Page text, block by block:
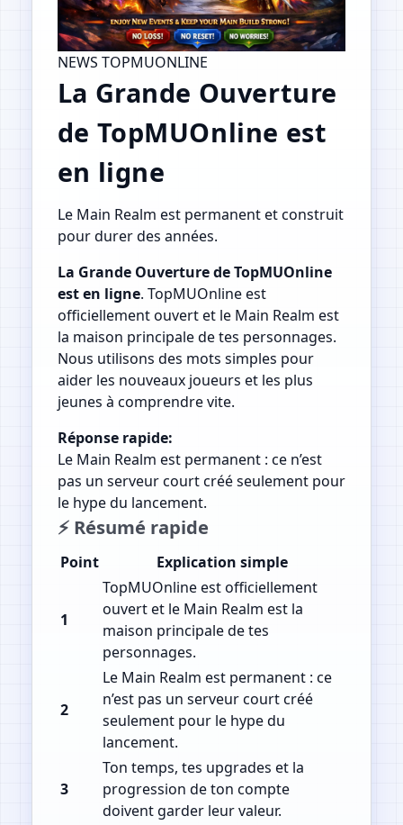
NEWS TOPMUONLINE
La Grande Ouverture
de TopMUOnline est
en ligne
Le Main Realm est permanent et construit
pour durer des années.
La Grande Ouverture de TopMUOnline
est en ligne. TopMUOnline est
officiellement ouvert et le Main Realm est
la maison principale de tes personnages.
Nous utilisons des mots simples pour
aider les nouveaux joueurs et les plus
jeunes à comprendre vite.
Réponse rapide:
Le Main Realm est permanent : ce n’est
pas un serveur court créé seulement pour
le hype du lancement.
⚡ Résumé rapide
Point Explication simple
1
TopMUOnline est officiellement
ouvert et le Main Realm est la
maison principale de tes
personnages.
2
Le Main Realm est permanent : ce
n’est pas un serveur court créé
seulement pour le hype du
lancement.
3
Ton temps, tes upgrades et la
progression de ton compte
doivent garder leur valeur.